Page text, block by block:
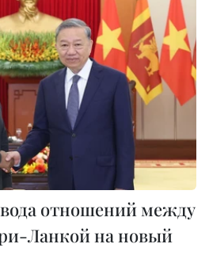
отношений между
Ланкой на новый